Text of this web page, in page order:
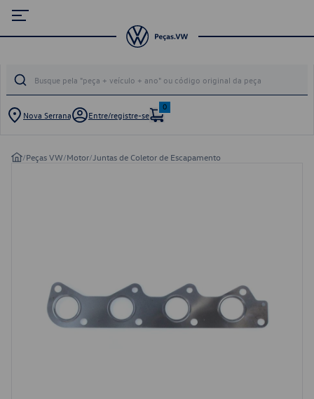
Nova Serrana Entre/registre-se
0
/Peças VW/Motor/ Juntas de Coletor de Escapamento